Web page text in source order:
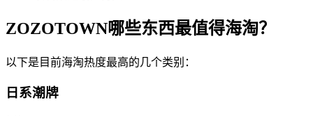
ZOZOTOWN哪些东西最值得海淘？
以下是目前海淘热度最高的几个类别：
日系潮牌